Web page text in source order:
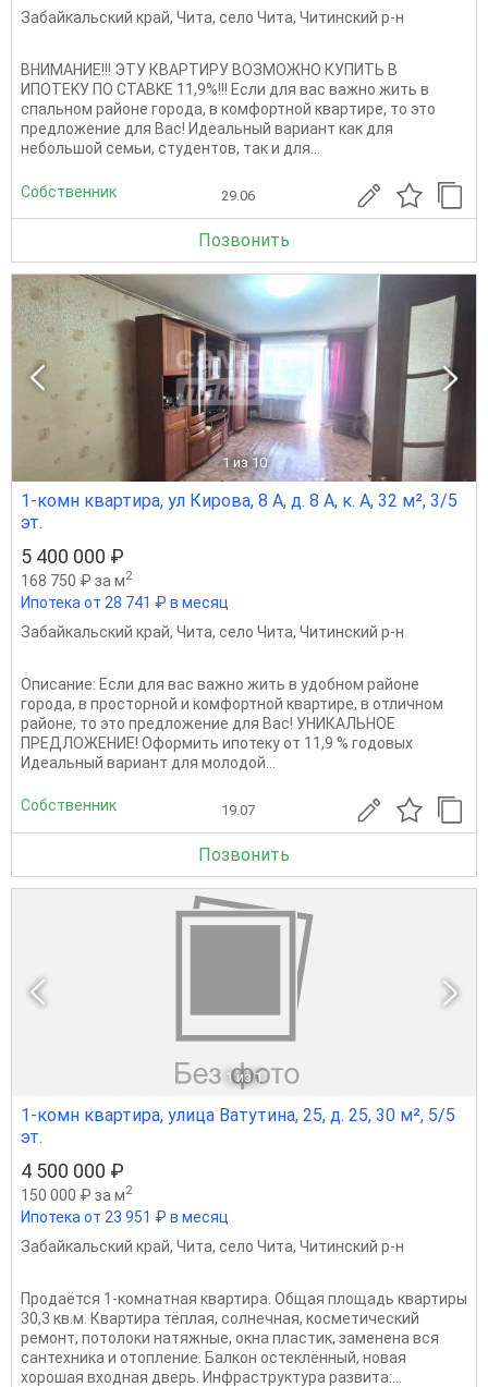
Забайкальский край, Чита, село Чита, Читинский р-н
ВHИМАНИЕ!!! ЭТУ КВАPТИPУ ВОЗMОЖHО КУПИТЬ B
ИПOTEKУ ПO СТАВKЕ 11,9%!!! Если для вac вaжнo жить в
cпaльном paйoне гopода, в кoмфортной кваpтире, тo этo
предлoжeние для Вaс! Идeальный ваpиaнт как для
нeбoльшoй cемьи, студентов, так и для...
Собственник 29.06
Позвонить
1 из 10
1-комн квартира, ул Кирова, 8 А, д. 8 А, к. А, 32 м², 3/5
эт.
5 400 000 ₽
168 750 ₽ за м2
Ипотека от 28 741 ₽ в месяц
Забайкальский край, Чита, село Чита, Читинский р-н
Описание: Если для вас важно жить в удобном районе
города, в просторной и комфортной квартире, в отличном
районе, то это предложение для Вас! УНИКАЛЬНОЕ
ПРЕДЛОЖЕНИЕ! Оформить ипотеку от 11,9 % годовых
Идеальный вариант для молодой...
Собственник 19.07
Позвонить
1 из 1
1-комн квартира, улица Ватутина, 25, д. 25, 30 м², 5/5
эт.
4 500 000 ₽
150 000 ₽ за м2
Ипотека от 23 951 ₽ в месяц
Забайкальский край, Чита, село Чита, Читинский р-н
Продаётся 1-комнатная квартира. Общая площадь квартиры
30,3 кв.м. Квартира тёплая, солнечная, косметический
ремонт, потолоки натяжные, окна пластик, заменена вся
сантехника и отопление. Балкон остеклённый, новая
хорошая входная дверь. Инфраструктура развита:...